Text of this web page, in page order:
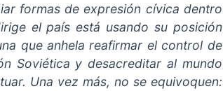
formas de expresión cívica dentro
el país está usando su posición
que anhela reafirmar el control de
Soviética y desacreditar al mundo
Una vez más, no se equivoquen: